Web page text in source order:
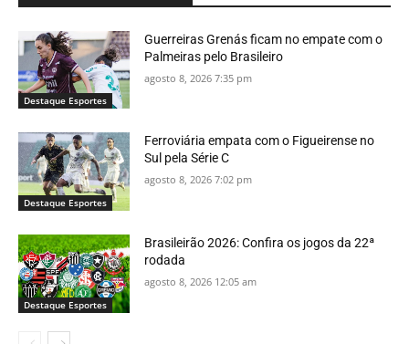
Destaque Esportes
Guerreiras Grenás ficam no empate com o
Palmeiras pelo Brasileiro
agosto 8, 2026 7:35 pm
Destaque Esportes
Ferroviária empata com o Figueirense no
Sul pela Série C
agosto 8, 2026 7:02 pm
Destaque Esportes
Brasileirão 2026: Confira os jogos da 22ª
rodada
agosto 8, 2026 12:05 am